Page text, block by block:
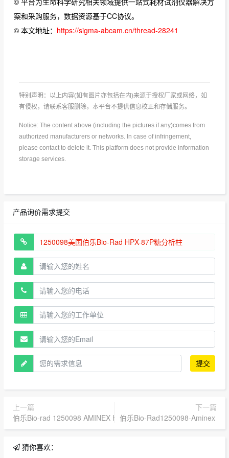
案和采购服务，数据资源基于CC协议。
© 本文地址： https://sigma-abcam.cn/thread-28241
特别声明：以上内容(如有图片亦包括在内)来源于授权厂家或网络，如
有侵权，请联系客服删除，本平台不提供信息校正和存储服务。
Notice: The content above (including the pictures if any)comes from
authorized manufacturers or networks. In case of infringement,
please contact to delete it. This platform does not provide information
storage services.
产品询价需求提交
提交
上一篇
伯乐Bio-rad 1250098 AMINEX HPX-87P,300X7.8MM色谱柱
下一篇
伯乐Bio-Rad1250098-Aminex
猜你喜欢：